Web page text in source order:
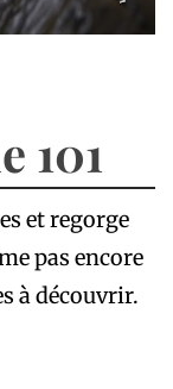
101
et regorge
pas encore
à découvrir.